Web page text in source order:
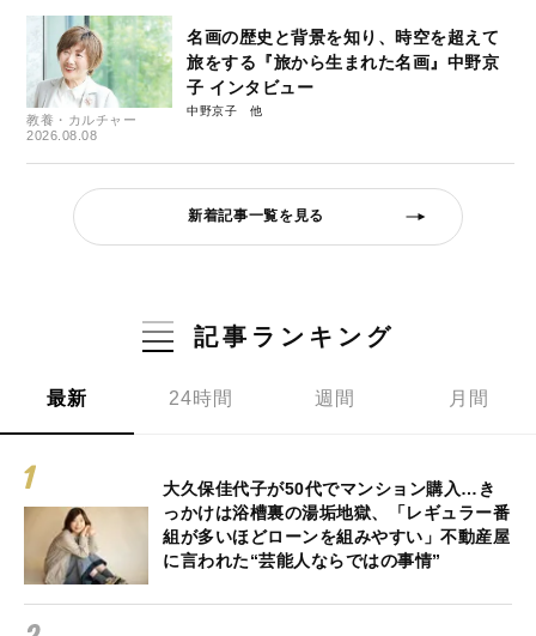
教養・カルチャー
2026.08.08
名画の歴史と背景を知り、時空を超えて
旅をする『旅から生まれた名画』中野京
子 インタビュー
中野京子
新着記事一覧を見る
記事ランキング
最新 24時間 週間 月間
大久保佳代子が50代でマンション購入…き
っかけは浴槽裏の湯垢地獄、「レギュラー番
組が多いほどローンを組みやすい」不動産屋
に言われた“芸能人ならではの事情”